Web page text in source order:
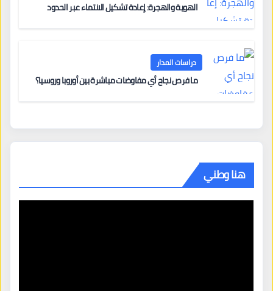
الهوية والهجرة: إعادة تشكيل الانتماء عبر الحدود
دراسات المدار
ما فرص نجاح أي مفاوضات مباشرة بين أوروبا وروسيا؟
هنا وطني